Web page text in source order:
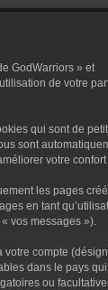
GodWarriors » et
de votre
qui sont de
sont
votre
les pages
en tant
vos messages »).
compte
dans le pays
ou